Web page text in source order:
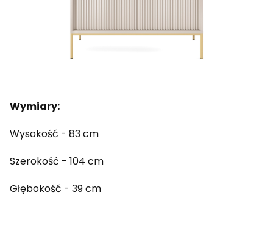
Wymiary:
Wysokość - 83 cm
Szerokość - 104 cm
Głębokość - 39 cm